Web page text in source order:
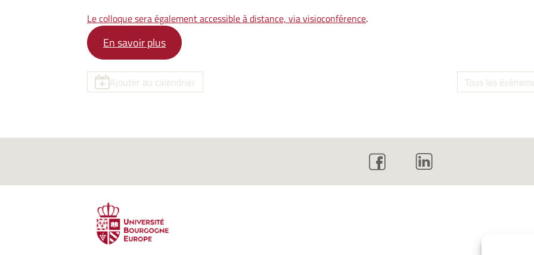
Le colloque sera également accessible à distance, via visioconférence.
En savoir plus
Ajouter au calendrier Tous les